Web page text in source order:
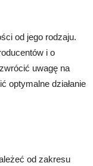
od jego rodzaju.
i o
uwagę na
optymalne działanie
od zakresu